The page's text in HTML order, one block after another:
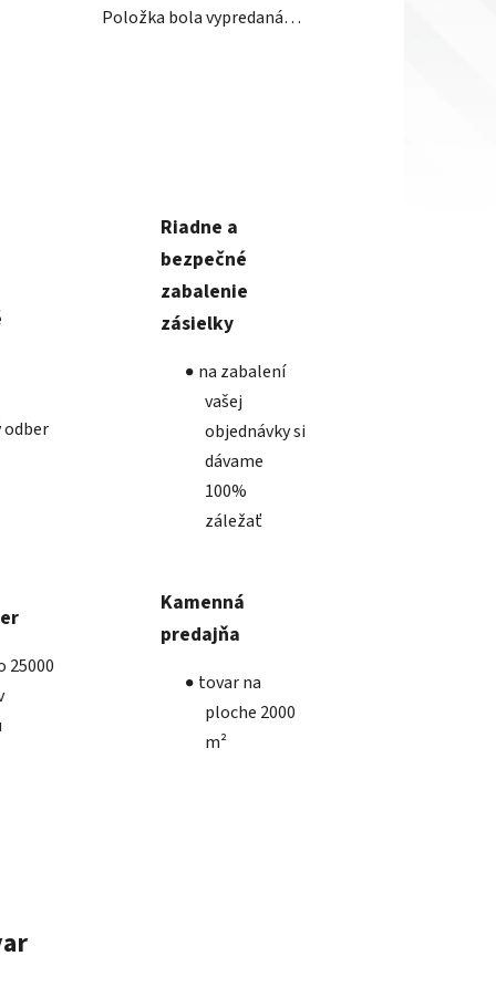
Položka bola vypredaná…
odber
Riadne a
bezpečné
zabalenie
zásielky
na zabalení
vašej
objednávky si
dávame
100%
záležať
25000
Kamenná
predajňa
tovar na
ploche 2000
m²